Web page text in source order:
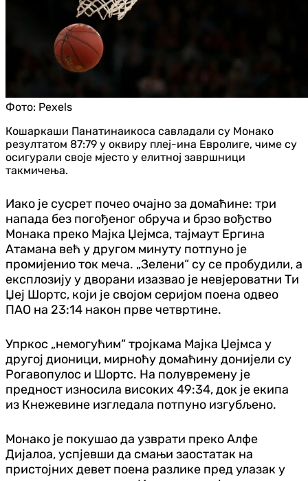
Фото: Pexels
Кошаркаши Панатинаикоса савладали су Монако
резултатом 87:79 у оквиру плеј-ина Евролиге, чиме су
осигурали своје мјесто у елитној завршници
такмичења.
Иако је сусрет почео очајно за домаћине: три
напада без погођеног обруча и брзо вођство
Монака преко Мајка Џејмса, тајмаут Ергина
Атамана већ у другом минуту потпуно је
промијенио ток меча. „Зелени“ су се пробудили, а
експлозију у дворани изазвао је невјероватни Ти
Џеј Шортс, који је својом серијом поена одвео
ПАО на 23:14 након прве четвртине.
Упркос „немогућим“ тројкама Мајка Џејмса у
другој дионици, мирноћу домаћину донијели су
Рогавопулос и Шортс. На полувремену је
предност износила високих 49:34, док је екипа
из Кнежевине изгледала потпуно изгубљено.
Монако је покушао да узврати преко Алфе
Дијалоа, успјевши да смањи заостатак на
пристојних девет поена разлике пред улазак у